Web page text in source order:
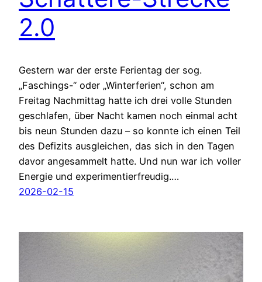
2.0
Gestern war der erste Ferientag der sog.
„Faschings-“ oder „Winterferien“, schon am
Freitag Nachmittag hatte ich drei volle Stunden
geschlafen, über Nacht kamen noch einmal acht
bis neun Stunden dazu – so konnte ich einen Teil
des Defizits ausgleichen, das sich in den Tagen
davor angesammelt hatte. Und nun war ich voller
Energie und experimentierfreudig.…
2026-02-15